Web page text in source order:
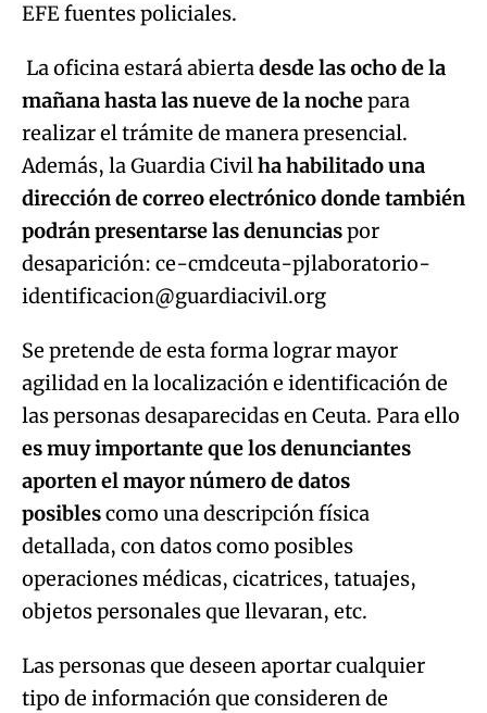
EFE fuentes policiales.
La oficina estará abiertadesde las ocho de la
mañana hasta las nueve de la nochepara
realizar el trámite de manera presencial.
Además, la Guardia Civilha habilitado una
dirección de correo electrónico donde también
podrán presentarse las denunciaspor
desaparición: ce-cmdceuta-pjlaboratorio-
identificacion@guardiacivil.org
Se pretende de esta forma lograr mayor
agilidad en la localización e identificación de
las personas desaparecidas en Ceuta. Para ello
es muy importante que los denunciantes
aporten el mayor número de datos
posiblescomo una descripción física
detallada, con datos como posibles
operaciones médicas, cicatrices, tatuajes,
objetos personales que llevaran, etc.
Las personas que deseen aportar cualquier
tipo de información que consideren de